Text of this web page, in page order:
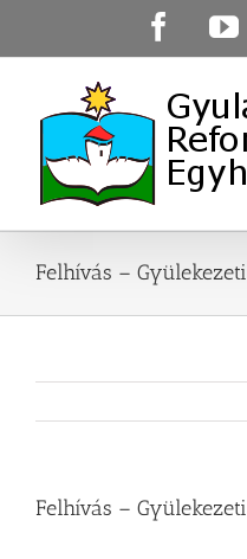
Felhívás –
Felhívás –